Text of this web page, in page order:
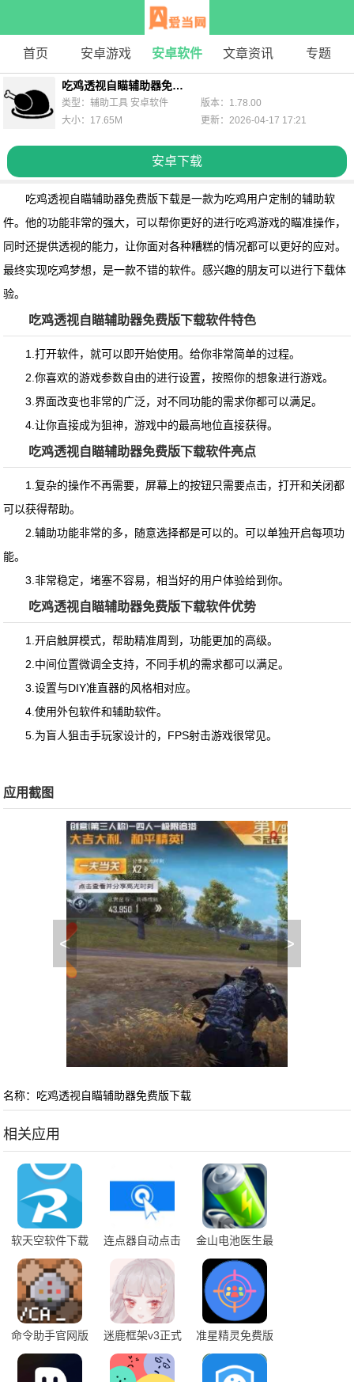
首页 安卓游戏 安卓软件 文章资讯 专题
吃鸡透视自瞄辅助器免费版下载
安卓下载
类型：辅助工具 安卓软件
版本：1.78.00
大小：17.65M
更新：2026-04-17 17:21
吃鸡透视自瞄辅助器免费版下载是一款为吃鸡用户定制的辅助软
件。他的功能非常的强大，可以帮你更好的进行吃鸡游戏的瞄准操作，
同时还提供透视的能力，让你面对各种糟糕的情况都可以更好的应对。
最终实现吃鸡梦想，是一款不错的软件。感兴趣的朋友可以进行下载体
验。
吃鸡透视自瞄辅助器免费版下载软件特色
1.打开软件，就可以即开始使用。给你非常简单的过程。
2.你喜欢的游戏参数自由的进行设置，按照你的想象进行游戏。
3.界面改变也非常的广泛，对不同功能的需求你都可以满足。
4.让你直接成为狙神，游戏中的最高地位直接获得。
吃鸡透视自瞄辅助器免费版下载软件亮点
1.复杂的操作不再需要，屏幕上的按钮只需要点击，打开和关闭都
可以获得帮助。
2.辅助功能非常的多，随意选择都是可以的。可以单独开启每项功
能。
3.非常稳定，堵塞不容易，相当好的用户体验给到你。
吃鸡透视自瞄辅助器免费版下载软件优势
1.开启触屏模式，帮助精准周到，功能更加的高级。
2.中间位置微调全支持，不同手机的需求都可以满足。
3.设置与DIY准直器的风格相对应。
4.使用外包软件和辅助软件。
5.为盲人狙击手玩家设计的，FPS射击游戏很常见。
应用截图
< >
名称：吃鸡透视自瞄辅助器免费版下载
相关应用
软天空软件下载
官方版免费版
连点器自动点击
器下载最新版
金山电池医生最
新版下载
命令助手官网版
下载最新版
迷鹿框架v3正式
版下载安装
准星精灵免费版